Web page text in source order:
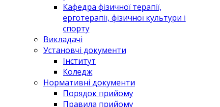
Кафедра фізичної терапії,
ерготерапії, фізичної культури і
спорту
Викладачі
Установчі документи
Інститут
Коледж
Нормативні документи
Порядок прийому
Правила прийому